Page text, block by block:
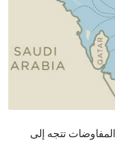
تتجه إلى